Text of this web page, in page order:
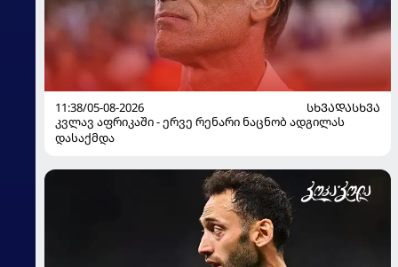
11:38/05-08-2026
ᲡᲮᲕᲐᲓᲐᲡᲮᲕᲐ
კვლავ აფრიკაში - ერვე რენარი ნაცნობ ადგილას
დასაქმდა